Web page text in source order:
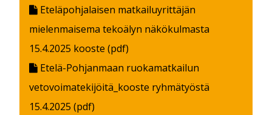
Eteläpohjalaisen matkailuyrittäjän
mielenmaisema tekoälyn näkökulmasta
15.4.2025 kooste (pdf)
Etelä-Pohjanmaan ruokamatkailun
vetovoimatekijöitä_kooste ryhmätyöstä
15.4.2025 (pdf)